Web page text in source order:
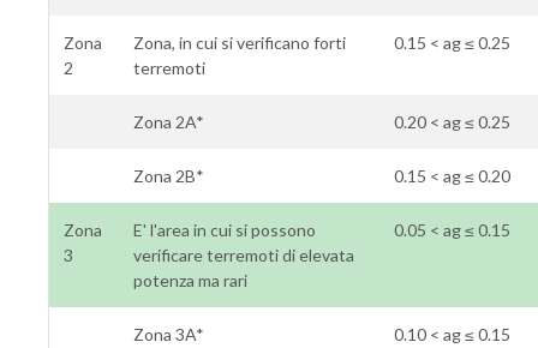
Zona
2
Zona, in cui si verificano forti
terremoti
0.15 < ag ≤ 0.25
Zona 2A* 0.20 < ag ≤ 0.25
Zona 2B* 0.15 < ag ≤ 0.20
Zona
3
E' l'area in cui si possono
verificare terremoti di elevata
potenza ma rari
0.05 < ag ≤ 0.15
Zona 3A* 0.10 < ag ≤ 0.15